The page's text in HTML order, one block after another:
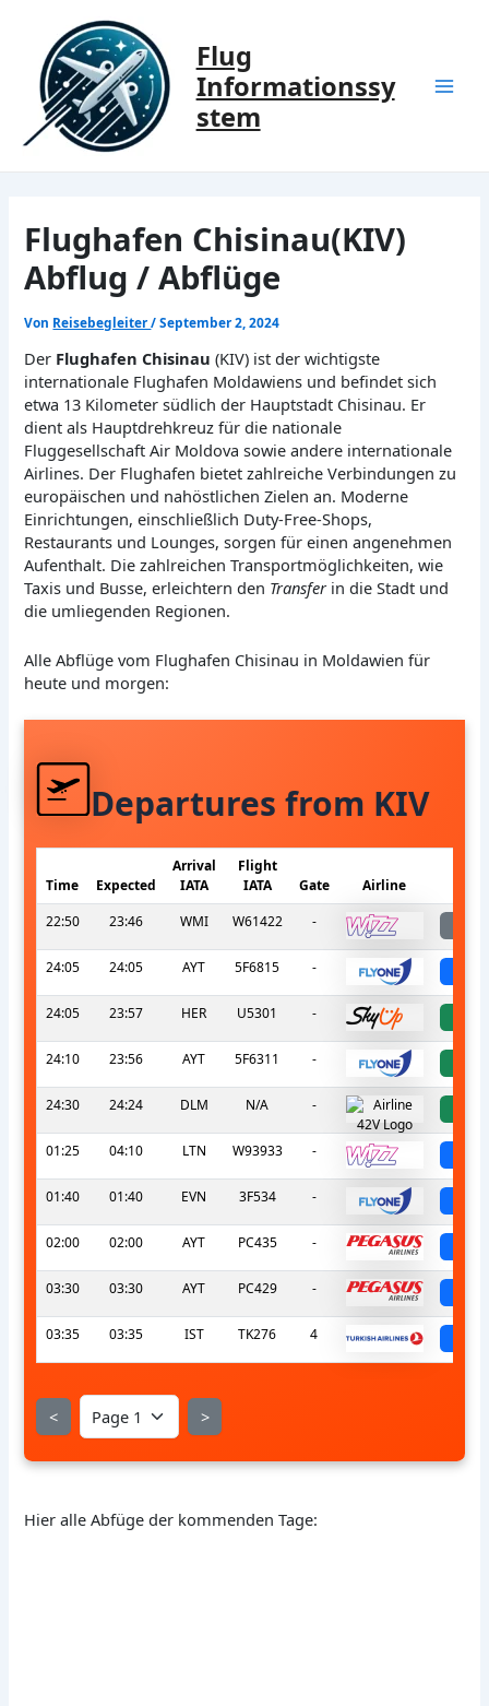
springen
Flug
Informationssy
stem
Flughafen Chisinau(KIV)
Abflug / Abflüge
Von Reisebegleiter/September 2, 2024
Der Flughafen Chisinau (KIV) ist der wichtigste
internationale Flughafen Moldawiens und befindet sich
etwa 13 Kilometer südlich der Hauptstadt Chisinau. Er
dient als Hauptdrehkreuz für die nationale
Fluggesellschaft Air Moldova sowie andere internationale
Airlines. Der Flughafen bietet zahlreiche Verbindungen zu
europäischen und nahöstlichen Zielen an. Moderne
Einrichtungen, einschließlich Duty-Free-Shops,
Restaurants und Lounges, sorgen für einen angenehmen
Aufenthalt. Die zahlreichen Transportmöglichkeiten, wie
Taxis und Busse, erleichtern den Transferin die Stadt und
die umliegenden Regionen.
Alle Abflüge vom Flughafen Chisinau in Moldawien für
heute und morgen:
Departures from KIV
Time Expected
Arrival
IATA
Flight
IATA
Gate Airline
22:50
23:46 WMI W61422 -
24:05 24:05 AYT 5F6815 -
24:05 23:57 HER U5301 -
24:10 23:56 AYT 5F6311 -
24:30 24:24 DLM N/A -
01:25 04:10 LTN W93933 -
01:40 01:40 EVN 3F534 -
02:00 02:00 AYT PC435 -
03:30 03:30 AYT PC429 -
03:35 03:35 IST TK276 4
< >
Hier alle Abfüge der kommenden Tage: